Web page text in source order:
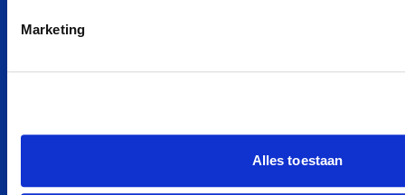
Marketing
Alles toestaan
Peugeot private leasen
Zeekr private leasen
Tesla private leasen
Ford private leasen